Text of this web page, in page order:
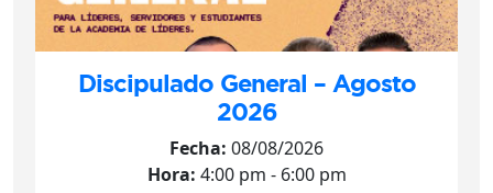
Discipulado General – Agosto
2026
Fecha: 08/08/2026
Hora: 4:00 pm - 6:00 pm